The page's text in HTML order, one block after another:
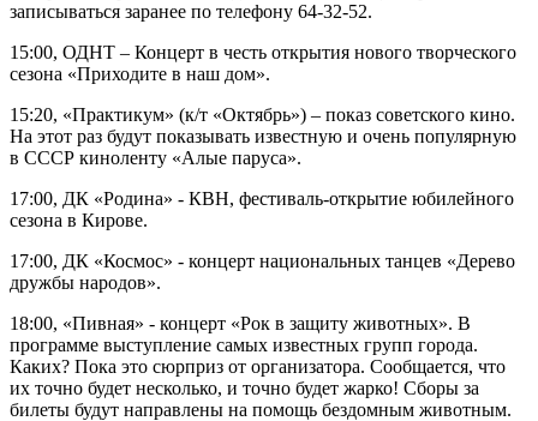
записываться заранее по телефону 64-32-52.
15:00, ОДНТ – Концерт в честь открытия нового творческого
сезона «Приходите в наш дом».
15:20, «Практикум» (к/т «Октябрь») – показ советского кино.
На этот раз будут показывать известную и очень популярную
в СССР киноленту «Алые паруса».
17:00, ДК «Родина» - КВН, фестиваль-открытие юбилейного
сезона в Кирове.
17:00, ДК «Космос» - концерт национальных танцев «Дерево
дружбы народов».
18:00, «Пивная» - концерт «Рок в защиту животных». В
программе выступление самых известных групп города.
Каких? Пока это сюрприз от организатора. Сообщается, что
их точно будет несколько, и точно будет жарко! Сборы за
билеты будут направлены на помощь бездомным животным.